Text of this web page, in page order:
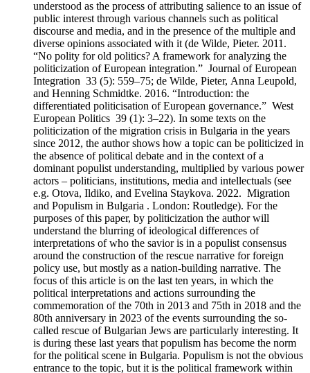
understood as the process of attributing salience to an issue of
public interest through various channels such as political
discourse and media, and in the presence of the multiple and
diverse opinions associated with it (de Wilde, Pieter. 2011.
“No polity for old politics? A framework for analyzing the
politicization of European integration.” Journal of European
Integration 33 (5): 559–75; de Wilde, Pieter, Anna Leupold,
and Henning Schmidtke. 2016. “Introduction: the
differentiated politicisation of European governance.” West
European Politics 39 (1): 3–22). In some texts on the
politicization of the migration crisis in Bulgaria in the years
since 2012, the author shows how a topic can be politicized in
the absence of political debate and in the context of a
dominant populist understanding, multiplied by various power
actors – politicians, institutions, media and intellectuals (see
e.g. Otova, Ildiko, and Evelina Staykova. 2022. Migration
and Populism in Bulgaria . London: Routledge). For the
purposes of this paper, by politicization the author will
understand the blurring of ideological differences of
interpretations of who the savior is in a populist consensus
around the construction of the rescue narrative for foreign
policy use, but mostly as a nation-building narrative. The
focus of this article is on the last ten years, in which the
political interpretations and actions surrounding the
commemoration of the 70th in 2013 and 75th in 2018 and the
80th anniversary in 2023 of the events surrounding the so-
called rescue of Bulgarian Jews are particularly interesting. It
is during these last years that populism has become the norm
for the political scene in Bulgaria. Populism is not the obvious
entrance to the topic, but it is the political framework within